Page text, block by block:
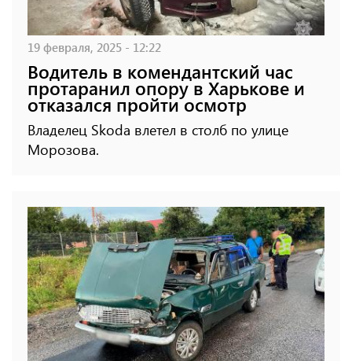
19 февраля, 2025 - 12:22
Водитель в комендантский час
протаранил опору в Харькове и
отказался пройти осмотр
Владелец Skoda влетел в столб по улице
Морозова.